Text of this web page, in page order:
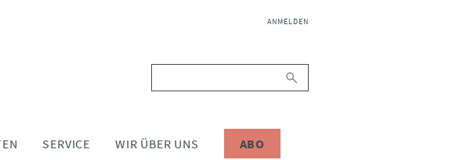
NAVIGATION
ANMELDEN
SERVICE WIR ÜBER UNS ABO